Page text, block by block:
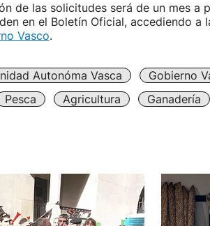
de las solicitudes será de un mes a
en el Boletín Oficial, accediendo a
Vasco.
Autonóma Vasca
Gobierno
Pesca Agricultura Ganadería